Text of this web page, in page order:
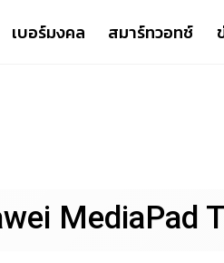
เบอร์มงคล สมาร์ทวอทช์
MediaPad